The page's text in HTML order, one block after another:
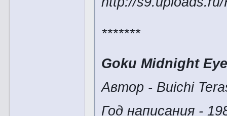
*******
Goku Midnight
Автор - Buichi
Год написания -